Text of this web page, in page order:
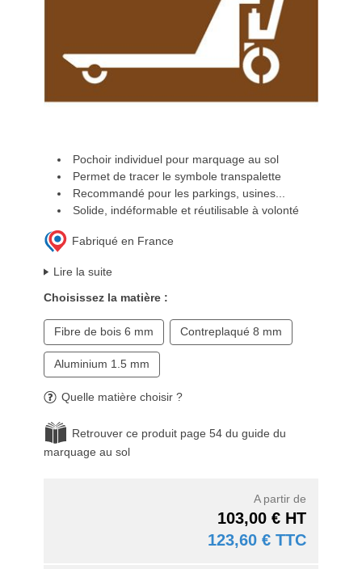
Pochoir individuel pour marquage au sol
Permet de tracer le symbole transpalette
Recommandé pour les parkings, usines...
Solide, indéformable et réutilisable à volonté
Fabriqué en France
Lire la suite
Choisissez la matière :
Fibre de bois 6 mm Contreplaqué 8 mm
Aluminium 1.5 mm
Quelle matière choisir ?
Retrouver ce produit page 54 du guide du
marquage au sol
A partir de
103,00 € HT
123,60 € TTC